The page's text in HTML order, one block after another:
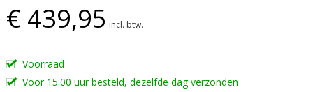
€ 439,95 incl. btw.
Voorraad
Voor 15:00 uur besteld, dezelfde dag verzonden